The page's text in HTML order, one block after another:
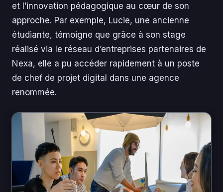
et l’innovation pédagogique au cœur de son
approche. Par exemple, Lucie, une ancienne
étudiante, témoigne que grâce à son stage
réalisé via le réseau d’entreprises partenaires de
Nexa, elle a pu accéder rapidement à un poste
de chef de projet digital dans une agence
renommée.